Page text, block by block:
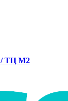
ТЦ М2